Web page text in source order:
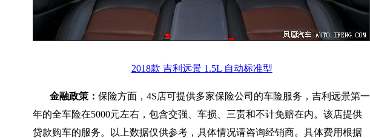
2018款 吉利远景 1.5L 自动标准型
金融政策： 保险方面，4S店可提供多家保险公司的车险服务，吉利远景第一
年的全车险在5000元左右，包含交强、车损、三责和不计免赔在内。该店提供
贷款购车的服务。以上数据仅供参考，具体情况请咨询经销商。具体费用根据